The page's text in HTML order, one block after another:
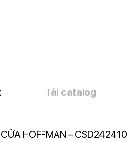
Tải catalog
HOFFMAN – CSD242410